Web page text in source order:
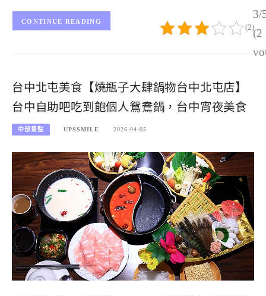
3/
(2
(2)
CONTINUE READING
台中北屯美食【燒瓶子大肆鍋物台中北屯店】
台中自助吧吃到飽個人鴛鴦鍋，台中宵夜美食
中部景點 UPSSMILE 2026-04-05